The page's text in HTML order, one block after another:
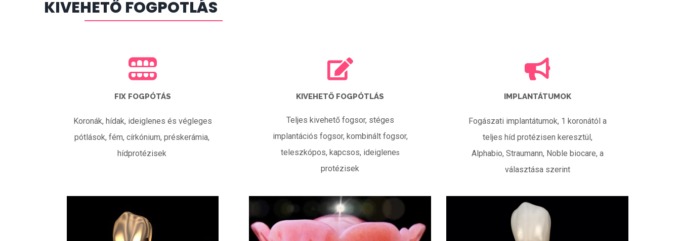
KIVEHETŐ FOGPOTLÁS
FIX FOGPÓTÁS
Koronák, hídak, ideiglenes és végleges
pótlások, fém, církónium, préskerámia,
hídprotézisek
KIVEHETŐ FOGPÓTLÁS
Teljes kivehető fogsor, stéges
implantációs fogsor, kombinált fogsor,
teleszkópos, kapcsos, ideiglenes
protézisek
IMPLANTÁTUMOK
Fogászati implantátumok, 1 koronától a
teljes híd protézisen keresztül,
Alphabio, Straumann, Noble biocare, a
választása szerint